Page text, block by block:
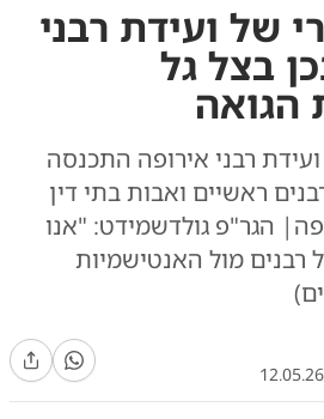
של ועידת רבני
בצל גל
הגואה
רבני אירופה התכנסה
ראשיים ואבות בתי דין
הגר"פ גולדשמידט: "אנו
רבנים מול האנטישמיות
12.05.26